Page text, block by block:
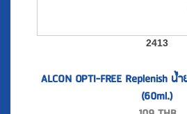
2413
ALCON OPTI-FREE Replenish
(60ml.)